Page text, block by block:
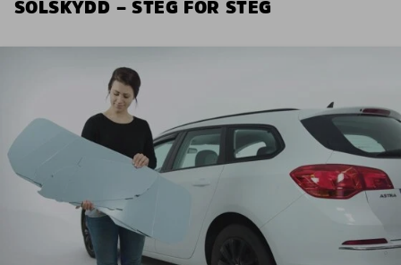
SOLSKYDD – STEG FÖR STEG